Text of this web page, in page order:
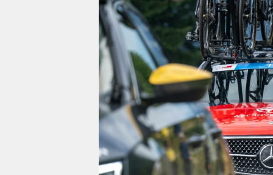
verlag
veranstaltungen
shop
fragen & hilfe
unterstützen
abo
genossenschaft